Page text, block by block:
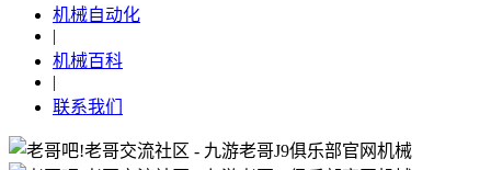
机械自动化
|
机械百科
|
联系我们